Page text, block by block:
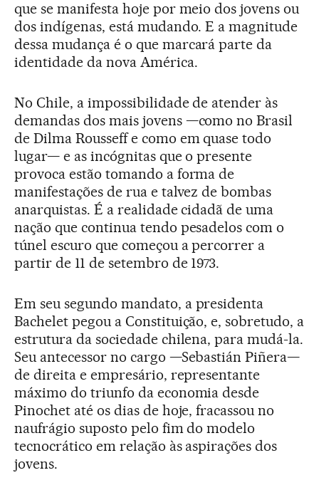
que se manifesta hoje por meio dos jovens ou
dos indígenas, está mudando. E a magnitude
dessa mudança é o que marcará parte da
identidade da nova América.
No Chile, a impossibilidade de atender às
demandas dos mais jovens —como no Brasil
de Dilma Rousseff e como em quase todo
lugar— e as incógnitas que o presente
provoca estão tomando a forma de
manifestações de rua e talvez de bombas
anarquistas. É a realidade cidadã de uma
nação que continua tendo pesadelos com o
túnel escuro que começou a percorrer a
partir de 11 de setembro de 1973.
Em seu segundo mandato, a presidenta
Bachelet pegou a Constituição, e, sobretudo, a
estrutura da sociedade chilena, para mudá-la.
Seu antecessor no cargo —Sebastián Piñera—
de direita e empresário, representante
máximo do triunfo da economia desde
Pinochet até os dias de hoje, fracassou no
naufrágio suposto pelo fim do modelo
tecnocrático em relação às aspirações dos
jovens.